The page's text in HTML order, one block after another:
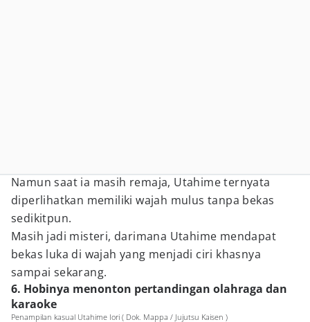
Namun saat ia masih remaja, Utahime ternyata
diperlihatkan memiliki wajah mulus tanpa bekas
sedikitpun.
Masih jadi misteri, darimana Utahime mendapat
bekas luka di wajah yang menjadi ciri khasnya
sampai sekarang.
6. Hobinya menonton pertandingan olahraga dan
karaoke
Penampilan kasual Utahime Iori ( Dok. Mappa / Jujutsu Kaisen )